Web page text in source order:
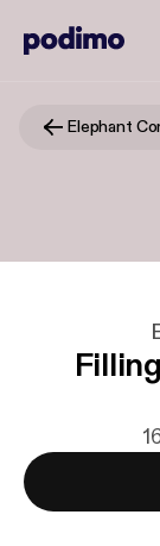
Elephant